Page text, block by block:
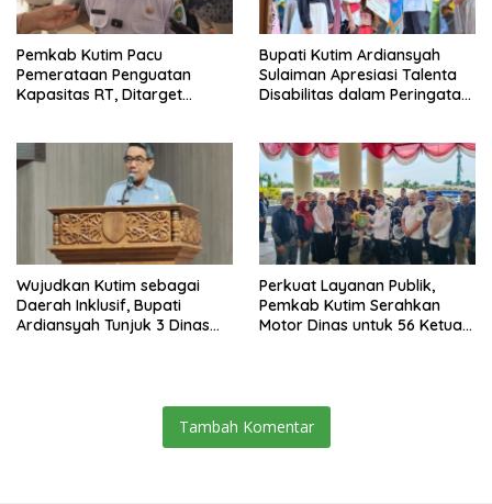
Pemkab Kutim Pacu
Pemerataan Penguatan
Kapasitas RT, Ditarget
Bupati Kutim Ardiansyah
Sulaiman Apresiasi Talenta
Disabilitas dalam Peringatan
Wujudkan Kutim sebagai
Daerah Inklusif, Bupati
Ardiansyah Tunjuk 3 Dinas
Perkuat Layanan Publik,
Pemkab Kutim Serahkan
Motor Dinas untuk 56 Ketua
Tambah Komentar